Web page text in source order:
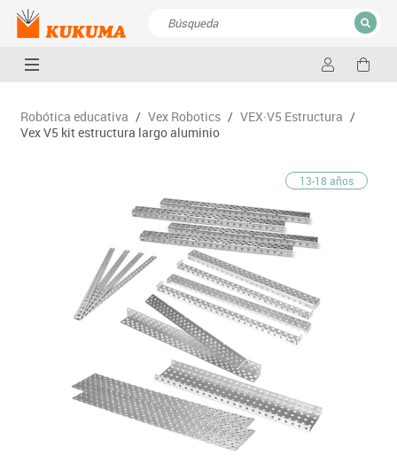
CERRAR
Robótica educativa / Vex Robotics / VEX·V5 Estructura /
Vex V5 kit estructura largo aluminio
13-18 años